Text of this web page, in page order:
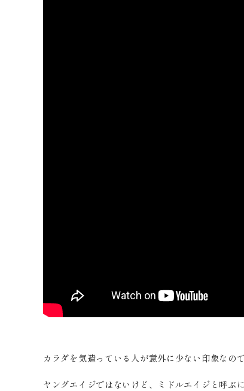
カラダを気遣っている人が意外に少ない印象な
ヤングエイジではないけど、ミドルエイジと呼ぶ